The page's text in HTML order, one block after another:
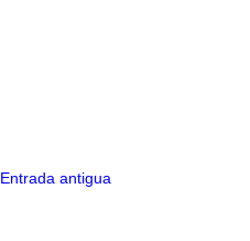
Entrada antigua